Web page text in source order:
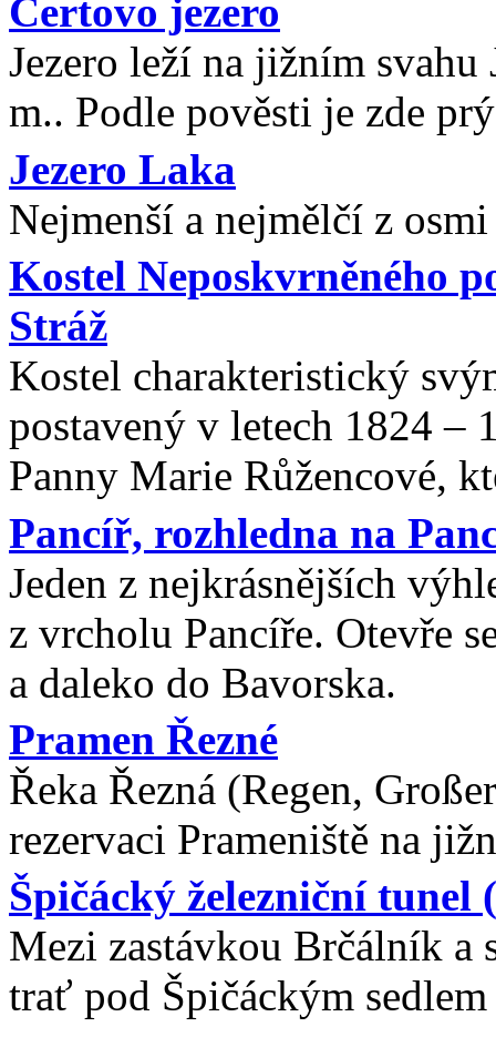
Čertovo jezero
Jezero leží na jižním
m.. Podle pověsti je zde
Jezero Laka
Nejmenší a nejmělčí z
Kostel Neposkvrněného
Stráž
Kostel charakteristický
postavený v letech 1824 –
Panny Marie Růžencové,
Pancíř, rozhledna na
Jeden z nejkrásnějších
z vrcholu Pancíře. Otevře
a daleko do Bavorska.
Pramen Řezné
Řeka Řezná (Regen,
rezervaci Prameniště na
Špičácký železniční tunel
Mezi zastávkou Brčálník a
trať pod Špičáckým